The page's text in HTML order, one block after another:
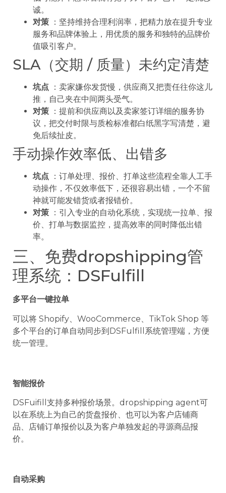
诚。
对策 ：坚持维持合理利润率，把精力放在提升专业
服务和品牌体验上，用优质的服务和独特的品牌价
值吸引客户。
SLA（交期 / 质量）未约定清楚
坑点 ：卖家嫌你发货慢，供应商又把责任往你这儿
推，自己夹在中间两头受气。
对策 ：提前和供应商以及卖家签订详细的服务协
议，把交付时限与质检标准都白纸黑字写清楚，避
免后续扯皮。
手动操作效率低、出错多
坑点 ：订单处理、报价、打单这些流程全靠人工手
动操作，不仅效率低下，还很容易出错，一个不留
神就可能发错货或者报错价。
对策 ：引入专业的自动化系统，实现统一拉单、报
价、打单与数据监控，提高效率的同时降低出错
率。
三、免费dropshipping管
理系统：DSFulfill
多平台一键拉单
可以将 Shopify、WooCommerce、TikTok Shop 等
多个平台的订单自动同步到DSFulfill系统管理端，方便
统一管理。
智能报价
DSFuifill支持多种报价场景。dropshipping agent可
以在系统上为自己的货盘报价、也可以为客户店铺商
品、店铺订单报价以及为客户单独发起的寻源商品报
价。
自动采购